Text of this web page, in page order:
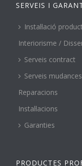
SERVEIS I
Instal·lació
Interiorisme /
Serveis contract
Serveis
Reparacions
Instal·lacions
Garanties
PRODUCTES